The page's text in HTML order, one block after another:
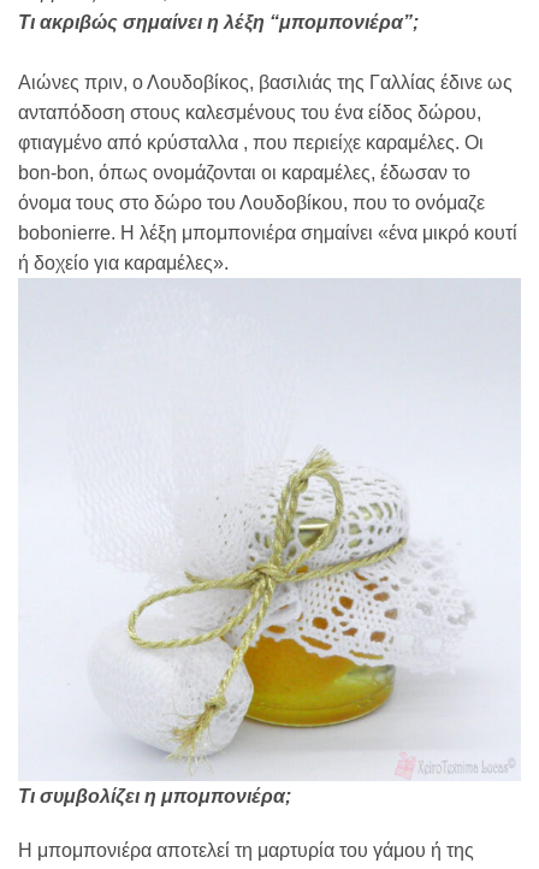
Τι ακριβώς σημαίνει η λέξη “μπομπονιέρα”;
Αιώνες πριν, ο Λουδοβίκος, βασιλιάς της Γαλλίας έδινε ως
ανταπόδοση στους καλεσμένους του ένα είδος δώρου,
φτιαγμένο από κρύσταλλα , που περιείχε καραμέλες. Οι
bon-bon, όπως ονομάζονται οι καραμέλες, έδωσαν το
όνομα τους στο δώρο του Λουδοβίκου, που το ονόμαζε
bobonierre. Η λέξη μπομπονιέρα σημαίνει «ένα μικρό κουτί
ή δοχείο για καραμέλες».
Τι συμβολίζει η μπομπονιέρα;
Η μπομπονιέρα αποτελεί τη μαρτυρία του γάμου ή της